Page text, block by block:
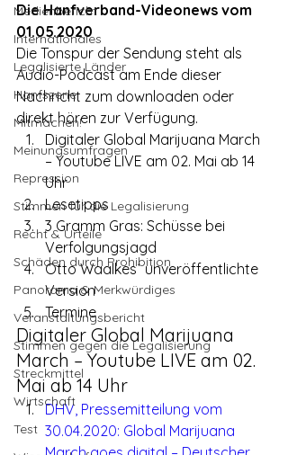
Medienbericht
Internationales
Legalisierte Länder
Hanfszene
Mitmachen!
Meinungsumfragen
Repression
Stimmen für die Legalisierung
Recht & Urteile
Schäden durch Prohibition
Panorama & Merkwürdiges
Veranstaltungsbericht
Stimmen gegen die Legalisierung
Streckmittel
Wirtschaft
Test
Die Hanfverband-Videonews vom
01.05.2020
Die Tonspur der Sendung steht als
Audio-Podcast am Ende dieser
Nachricht zum downloaden oder
direkt hören zur Verfügung.
Digitaler Global Marijuana March
– Youtube LIVE am 02. Mai ab 14
Uhr
Lesetipps
3 Gramm Gras: Schüsse bei
Verfolgungsjagd
Otto Waalkes´ unveröffentlichte
Version
Termine
Digitaler Global Marijuana
March – Youtube LIVE am 02.
Mai ab 14 Uhr
DHV, Pressemitteilung vom
30.04.2020: Global Marijuana